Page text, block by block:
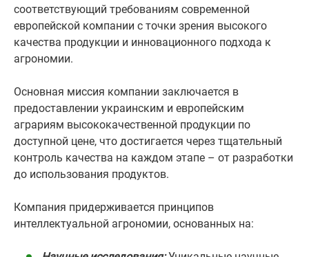
соответствующий требованиям современной
европейской компании с точки зрения высокого
качества продукции и инновационного подхода к
агрономии.
Основная миссия компании заключается в
предоставлении украинским и европейским
аграриям высококачественной продукции по
доступной цене, что достигается через тщательный
контроль качества на каждом этапе – от разработки
до использования продуктов.
Компания придерживается принципов
интеллектуальной агрономии, основанных на: